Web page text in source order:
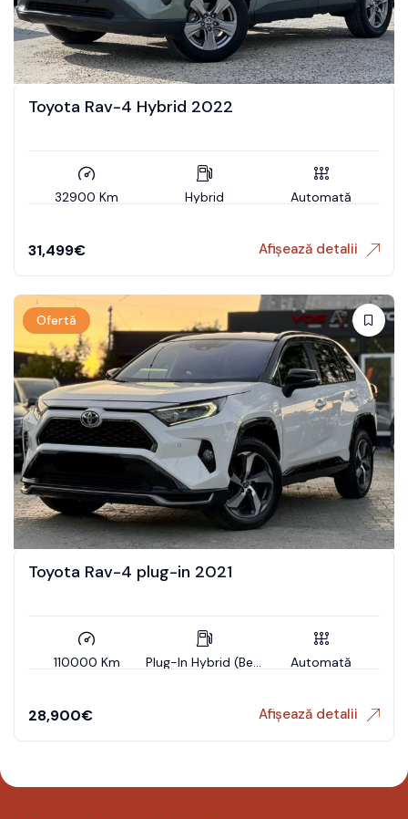
Toyota Rav-4 Hybrid 2022
32900 Km Hybrid Automată
31,499€ Afișează detalii
Ofertă
Toyota Rav-4 plug-in 2021
110000 Km Plug-In Hybrid (Benzin) Automată
28,900€ Afișează detalii